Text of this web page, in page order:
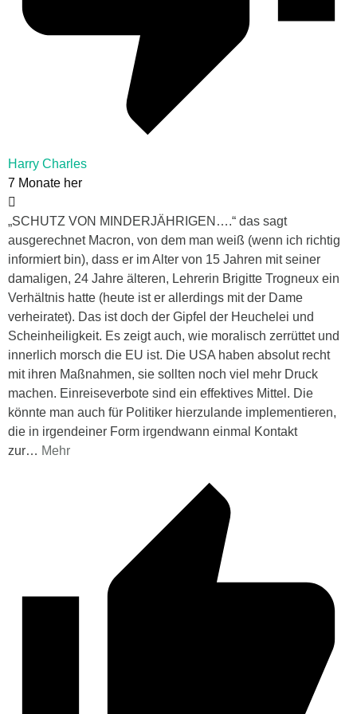
Harry Charles
7 Monate her
„SCHUTZ VON MINDERJÄHRIGEN….“ das sagt
ausgerechnet Macron, von dem man weiß (wenn ich richtig
informiert bin), dass er im Alter von 15 Jahren mit seiner
damaligen, 24 Jahre älteren, Lehrerin Brigitte Trogneux ein
Verhältnis hatte (heute ist er allerdings mit der Dame
verheiratet). Das ist doch der Gipfel der Heuchelei und
Scheinheiligkeit. Es zeigt auch, wie moralisch zerrüttet und
innerlich morsch die EU ist. Die USA haben absolut recht
mit ihren Maßnahmen, sie sollten noch viel mehr Druck
machen. Einreiseverbote sind ein effektives Mittel. Die
könnte man auch für Politiker hierzulande implementieren,
die in irgendeiner Form irgendwann einmal Kontakt
zur… Mehr